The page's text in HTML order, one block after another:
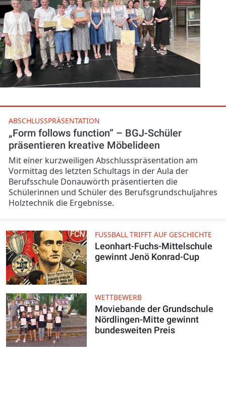
ABSCHLUSSPRÄSENTATION
„Form follows function“ – BGJ-Schüler
präsentieren kreative Möbelideen
Mit einer kurzweiligen Abschlusspräsentation am
Vormittag des letzten Schultags in der Aula der
Berufsschule Donauwörth präsentierten die
Schülerinnen und Schüler des Berufsgrundschuljahres
Holztechnik die Ergebnisse.
FUSSBALL TRIFFT AUF GESCHICHTE
Leonhart-Fuchs-Mittelschule
gewinnt Jenö Konrad-Cup
WETTBEWERB
Moviebande der Grundschule
Nördlingen-Mitte gewinnt
bundesweiten Preis